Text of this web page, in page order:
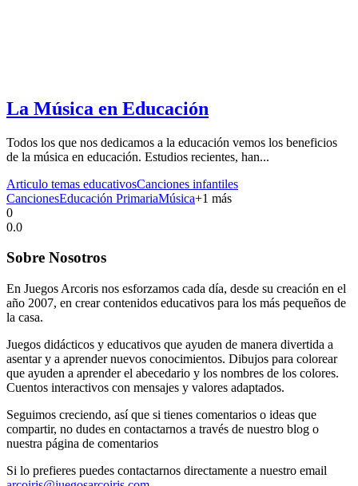
La Música en Educación
Todos los que nos dedicamos a la educación vemos los beneficios
de la música en educación. Estudios recientes, han...
Articulo temas educativosCanciones infantiles
CancionesEducación PrimariaMúsica+1 más
0
0.0
Sobre Nosotros
En Juegos Arcoris nos esforzamos cada día, desde su creación en el
año 2007, en crear contenidos educativos para los más pequeños de
la casa.
Juegos didácticos y educativos que ayuden de manera divertida a
asentar y a aprender nuevos conocimientos. Dibujos para colorear
que ayuden a aprender el abecedario y los nombres de los colores.
Cuentos interactivos con mensajes y valores adaptados.
Seguimos creciendo, así que si tienes comentarios o ideas que
compartir, no dudes en contactarnos a través de nuestro blog o
nuestra página de comentarios
Si lo prefieres puedes contactarnos directamente a nuestro email